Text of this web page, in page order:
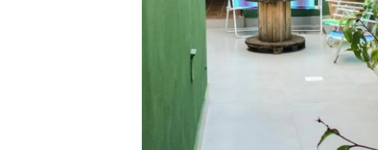
Überblick
Zimmerkategorie